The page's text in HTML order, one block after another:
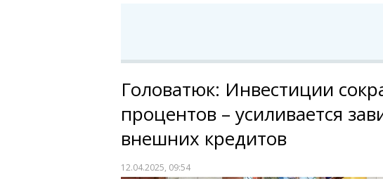
Головатюк: Инвестиции
процентов – усиливается
внешних кредитов
12.04.2025, 09:54